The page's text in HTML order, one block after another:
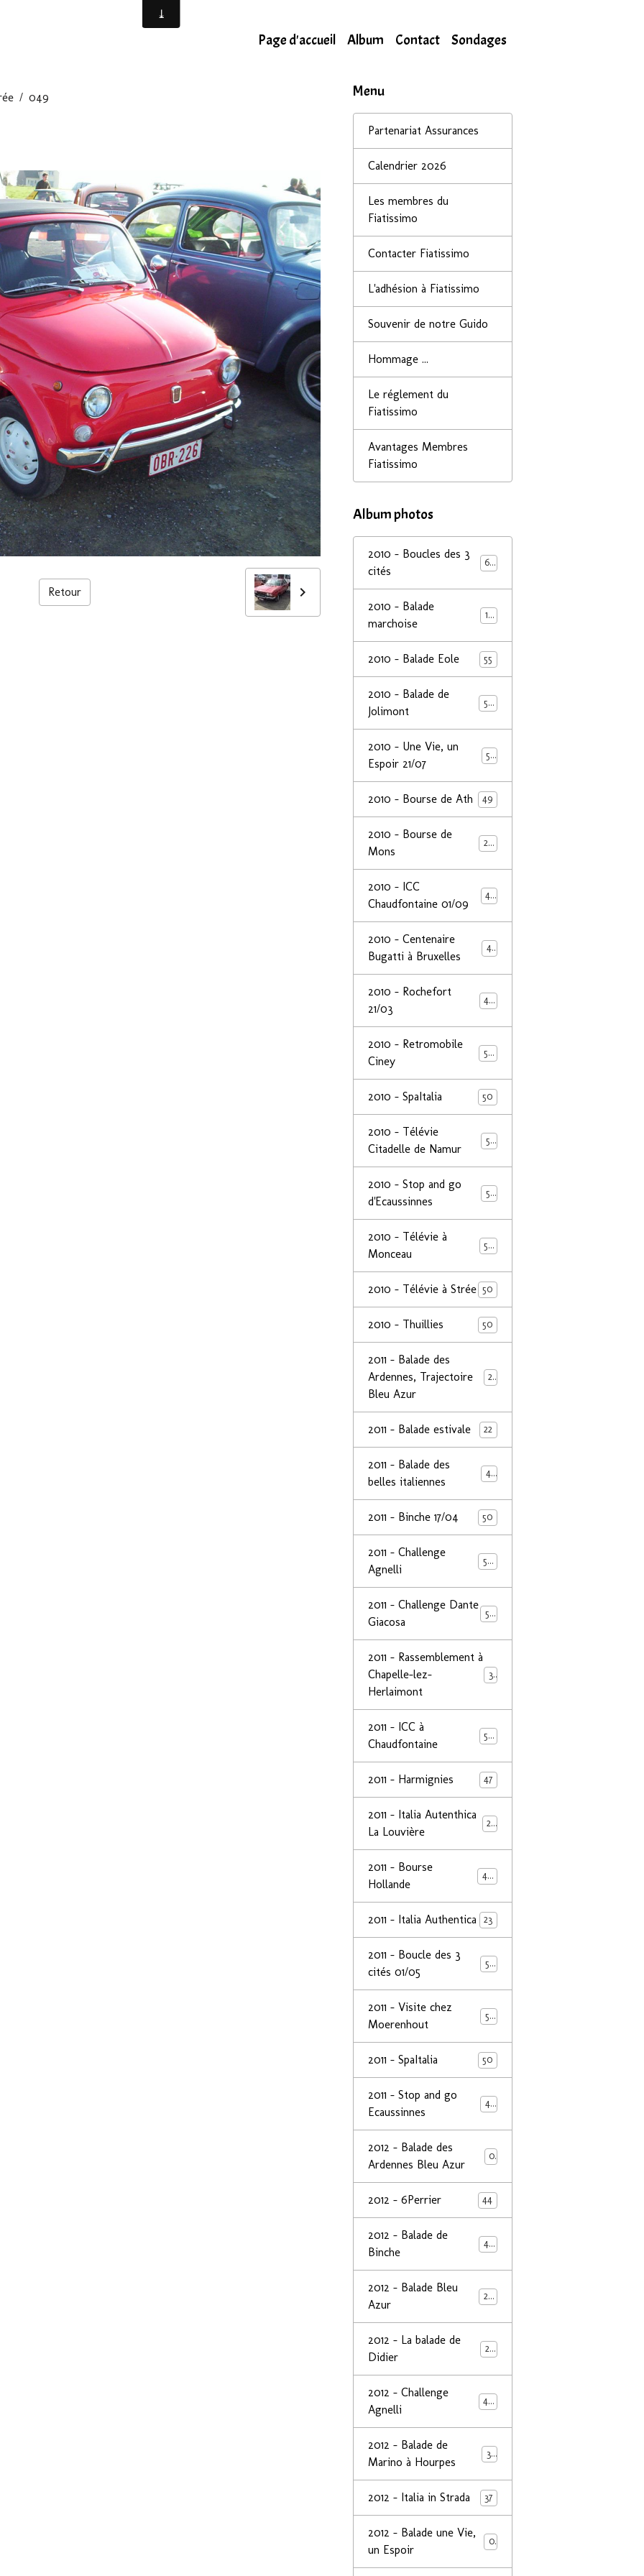
Page d'accueil Album Contact Sondages
049
Retour
Menu
Partenariat Assurances
Calendrier 2026
Les membres du
Fiatissimo
Contacter Fiatissimo
L'adhésion à Fiatissimo
Souvenir de notre Guido
Hommage ...
Le réglement du
Fiatissimo
Avantages Membres
Fiatissimo
Album photos
2010 - Boucles des 3
cités
68
2010 - Balade
marchoise
14
2010 - Balade Eole 55
2010 - Balade de
Jolimont
50
2010 - Une Vie, un
Espoir 21/07
53
2010 - Bourse de Ath 49
2010 - Bourse de
Mons
29
2010 - ICC
Chaudfontaine 01/09
44
2010 - Centenaire
Bugatti à Bruxelles
44
2010 - Rochefort
21/03
47
2010 - Retromobile
Ciney
50
2010 - SpaItalia 50
2010 - Télévie
Citadelle de Namur
50
2010 - Stop and go
d'Ecaussinnes
50
2010 - Télévie à
Monceau
50
2010 - Télévie à Strée 50
2010 - Thuillies 50
2011 - Balade des
Ardennes, Trajectoire
Bleu Azur
24
2011 - Balade estivale 22
2011 - Balade des
belles italiennes
49
2011 - Binche 17/04 50
2011 - Challenge
Agnelli
50
2011 - Challenge Dante
Giacosa
50
2011 - Rassemblement à
Chapelle-lez-
Herlaimont
32
2011 - ICC à
Chaudfontaine
50
2011 - Harmignies 47
2011 - Italia Autenthica
La Louvière
23
2011 - Bourse
Hollande
40
2011 - Italia Authentica 23
2011 - Boucle des 3
cités 01/05
50
2011 - Visite chez
Moerenhout
50
2011 - SpaItalia 50
2011 - Stop and go
Ecaussinnes
44
2012 - Balade des
Ardennes Bleu Azur
0
2012 - 6Perrier 44
2012 - Balade de
Binche
48
2012 - Balade Bleu
Azur
26
2012 - La balade de
Didier
25
2012 - Challenge
Agnelli
44
2012 - Balade de
Marino à Hourpes
39
2012 - Italia in Strada 37
2012 - Balade une Vie,
un Espoir
0